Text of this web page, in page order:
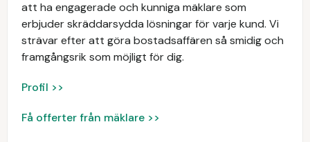
att ha engagerade och kunniga mäklare som
erbjuder skräddarsydda lösningar för varje kund. Vi
strävar efter att göra bostadsaffären så smidig och
framgångsrik som möjligt för dig.
Profil >>
Få offerter från mäklare >>